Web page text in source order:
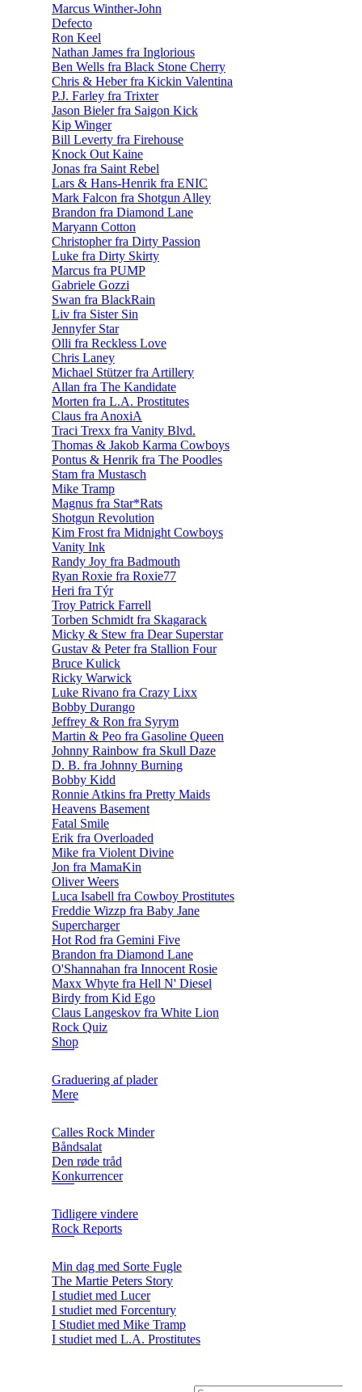
Marcus Winther-John
Defecto
Ron Keel
Nathan James fra Inglorious
Ben Wells fra Black Stone Cherry
Chris & Heber fra Kickin Valentina
P.J. Farley fra Trixter
Jason Bieler fra Saigon Kick
Kip Winger
Bill Leverty fra Firehouse
Knock Out Kaine
Jonas fra Saint Rebel
Lars & Hans-Henrik fra ENIC
Mark Falcon fra Shotgun Alley
Brandon fra Diamond Lane
Maryann Cotton
Christopher fra Dirty Passion
Luke fra Dirty Skirty
Marcus fra PUMP
Gabriele Gozzi
Swan fra BlackRain
Liv fra Sister Sin
Jennyfer Star
Olli fra Reckless Love
Chris Laney
Michael Stützer fra Artillery
Allan fra The Kandidate
Morten fra L.A. Prostitutes
Claus fra AnoxiA
Traci Trexx fra Vanity Blvd.
Thomas & Jakob Karma Cowboys
Pontus & Henrik fra The Poodles
Stam fra Mustasch
Mike Tramp
Magnus fra Star*Rats
Shotgun Revolution
Kim Frost fra Midnight Cowboys
Vanity Ink
Randy Joy fra Badmouth
Ryan Roxie fra Roxie77
Heri fra Týr
Troy Patrick Farrell
Torben Schmidt fra Skagarack
Micky & Stew fra Dear Superstar
Gustav & Peter fra Stallion Four
Bruce Kulick
Ricky Warwick
Luke Rivano fra Crazy Lixx
Bobby Durango
Jeffrey & Ron fra Syrym
Martin & Peo fra Gasoline Queen
Johnny Rainbow fra Skull Daze
D. B. fra Johnny Burning
Bobby Kidd
Ronnie Atkins fra Pretty Maids
Heavens Basement
Fatal Smile
Erik fra Overloaded
Mike fra Violent Divine
Jon fra MamaKin
Oliver Weers
Luca Isabell fra Cowboy Prostitutes
Freddie Wizzp fra Baby Jane
Supercharger
Hot Rod fra Gemini Five
Brandon fra Diamond Lane
O'Shannahan fra Innocent Rosie
Maxx Whyte fra Hell N' Diesel
Birdy from Kid Ego
Claus Langeskov fra White Lion
Rock Quiz
Shop
Graduering af plader
Mere
Calles Rock Minder
Båndsalat
Den røde tråd
Konkurrencer
Tidligere vindere
Rock Reports
Min dag med Sorte Fugle
The Martie Peters Story
I studiet med Lucer
I studiet med Forcentury
I Studiet med Mike Tramp
I studiet med L.A. Prostitutes